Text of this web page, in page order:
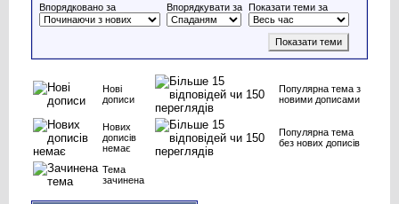
Впорядковано за
Впорядкувати за Показати теми за
Нові
дописи
Популярна тема з
новими дописами
Нових
дописів
немає
Популярна тема
без нових дописів
Тема
зачинена